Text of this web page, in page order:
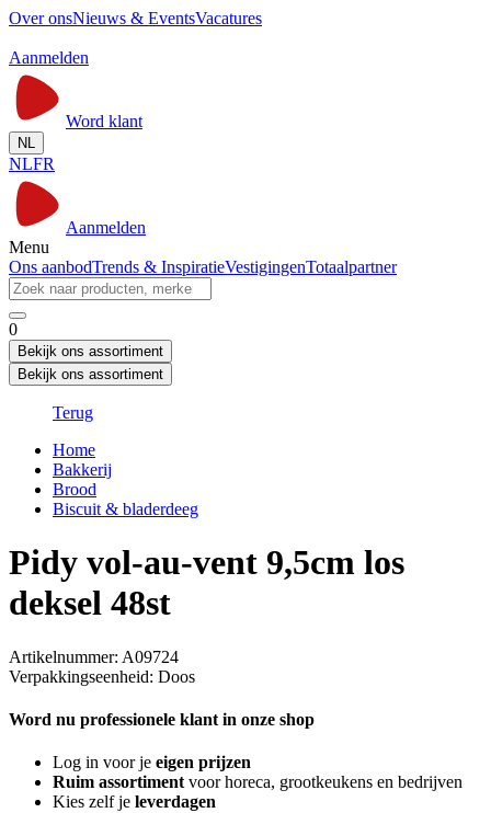
Over onsNieuws & EventsVacatures
Aanmelden
Word klant
NL
NLFR
Aanmelden
Menu
Ons aanbodTrends & InspiratieVestigingenTotaalpartner
0
Bekijk ons assortiment
Bekijk ons assortiment
Terug
Home
Bakkerij
Brood
Biscuit & bladerdeeg
Pidy vol-au-vent 9,5cm los
deksel 48st
Artikelnummer: A09724
Verpakkingseenheid: Doos
Word nu professionele klant in onze shop
Log in voor je eigen prijzen
Ruim assortimentvoor horeca, grootkeukens en bedrijven
Kies zelf je leverdagen